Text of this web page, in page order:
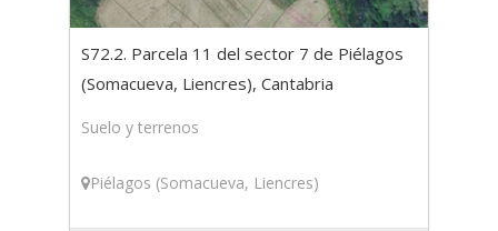
S72.2. Parcela 11 del sector 7 de Piélagos
(Somacueva, Liencres), Cantabria
Suelo y terrenos
Piélagos (Somacueva, Liencres)